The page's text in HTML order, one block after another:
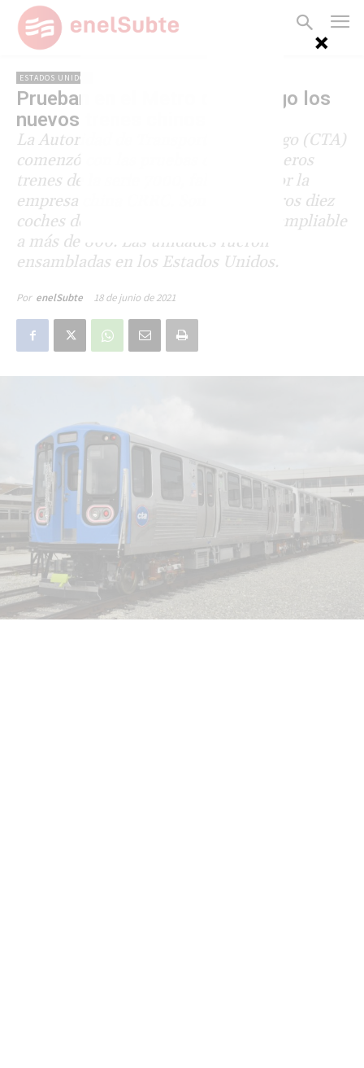
ESTADOS UNIDOS
Prueban en el Metro de Chicago los
nuevos trenes chinos
La Autoridad de Transporte de Chicago (CTA)
comenzó con las pruebas de los primeros
trenes de la serie 7000, fabricados por la
empresa china CRRC. Son los primeros diez
coches de una compra total de 400, ampliable
a más de 800. Las unidades fueron
ensambladas en los Estados Unidos.
Por enelSubte 18 de junio de 2021